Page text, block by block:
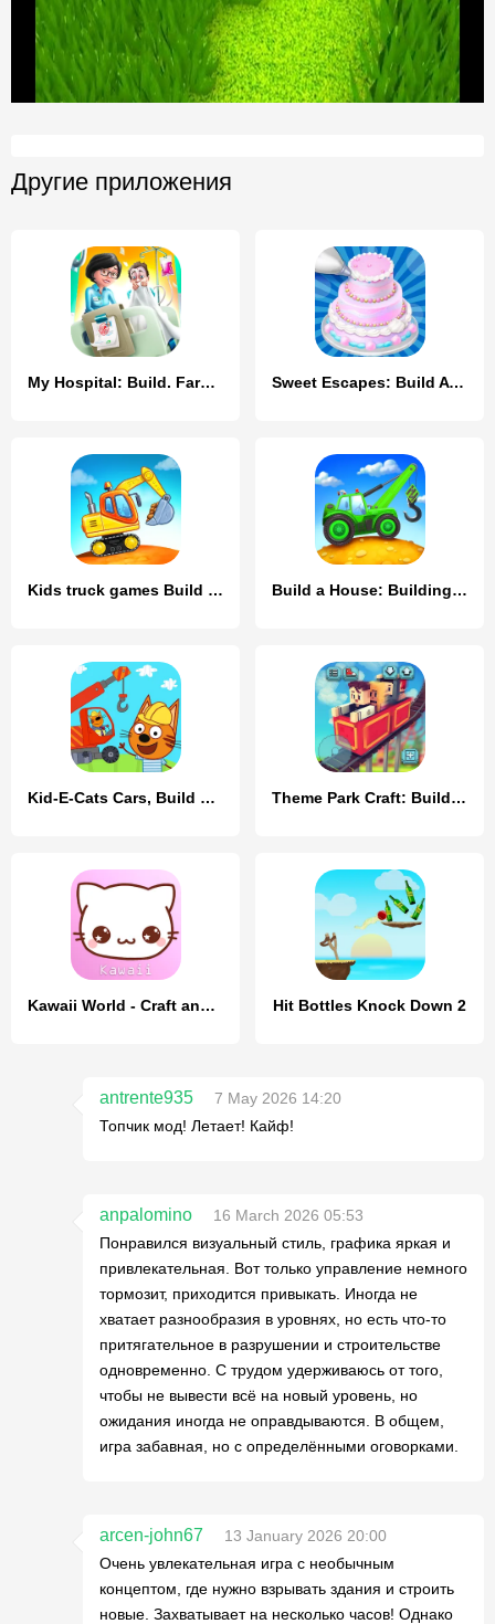
Другие приложения
My Hospital: Build. Farm. Heal Sweet Escapes: Build A Bakery
Kids truck games Build a house Build a House: Building Trucks
Kid-E-Cats Cars, Build a house Theme Park Craft: Build & Ride
Kawaii World - Craft and Build Hit Bottles Knock Down 2
antrente935
7 May 2026 14:20
Топчик мод! Летает! Кайф!
anpalomino
16 March 2026 05:53
Понравился визуальный стиль, графика яркая и
привлекательная. Вот только управление немного
тормозит, приходится привыкать. Иногда не
хватает разнообразия в уровнях, но есть что-то
притягательное в разрушении и строительстве
одновременно. С трудом удерживаюсь от того,
чтобы не вывести всё на новый уровень, но
ожидания иногда не оправдываются. В общем,
игра забавная, но с определёнными оговорками.
arcen-john67
13 January 2026 20:00
Очень увлекательная игра с необычным
концептом, где нужно взрывать здания и строить
новые. Захватывает на несколько часов! Однако